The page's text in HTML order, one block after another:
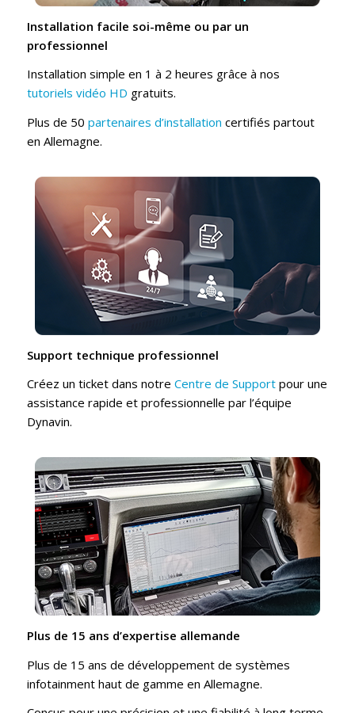
Installation facile soi-même ou par un
professionnel
Installation simple en 1 à 2 heures grâce à nos
tutoriels vidéo HD gratuits.
Plus de 50 partenaires d’installation certifiés partout
en Allemagne.
Support technique professionnel
Créez un ticket dans notre Centre de Supportpour une
assistance rapide et professionnelle par l’équipe
Dynavin.
Plus de 15 ans d’expertise allemande
Plus de 15 ans de développement de systèmes
infotainment haut de gamme en Allemagne.